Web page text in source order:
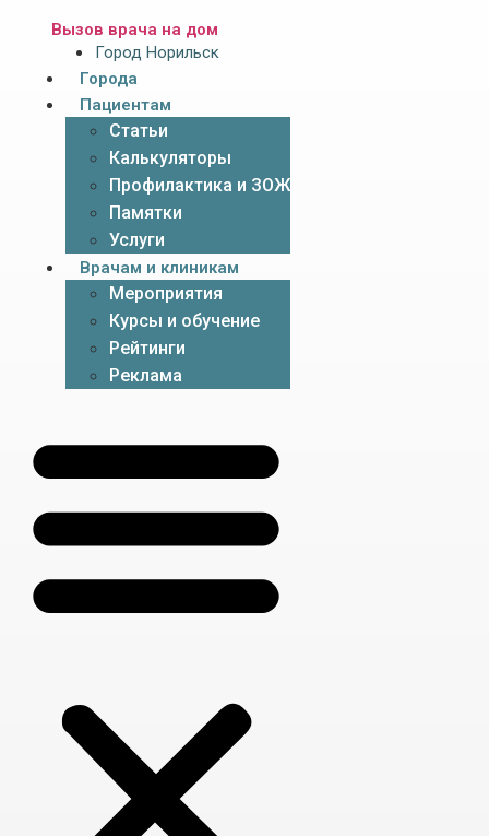
Вызов врача на дом
Город Норильск
Города
Пациентам
Статьи
Калькуляторы
Профилактика и ЗОЖ
Памятки
Услуги
Врачам и клиникам
Мероприятия
Курсы и обучение
Рейтинги
Реклама